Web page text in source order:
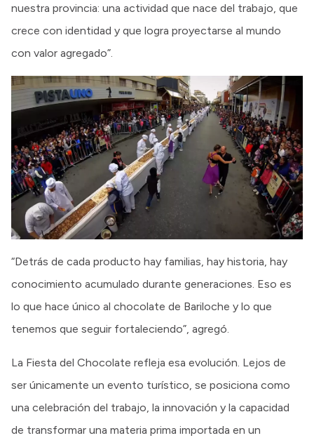
nuestra provincia: una actividad que nace del trabajo, que
crece con identidad y que logra proyectarse al mundo
con valor agregado”.
“Detrás de cada producto hay familias, hay historia, hay
conocimiento acumulado durante generaciones. Eso es
lo que hace único al chocolate de Bariloche y lo que
tenemos que seguir fortaleciendo”, agregó.
La Fiesta del Chocolate refleja esa evolución. Lejos de
ser únicamente un evento turístico, se posiciona como
una celebración del trabajo, la innovación y la capacidad
de transformar una materia prima importada en un